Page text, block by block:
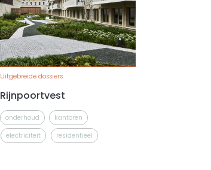
Uitgebreide dossiers
Rijnpoortvest
onderhoud
kantoren
electriciteit
residentieel